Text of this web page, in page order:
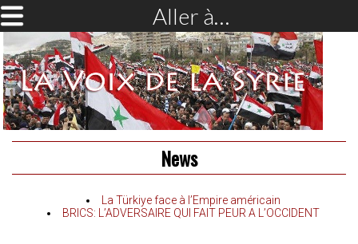
Aller à…
News
La Türkiye face à l’Empire américain
BRICS: L’ADVERSAIRE QUI FAIT PEUR A L’OCCIDENT